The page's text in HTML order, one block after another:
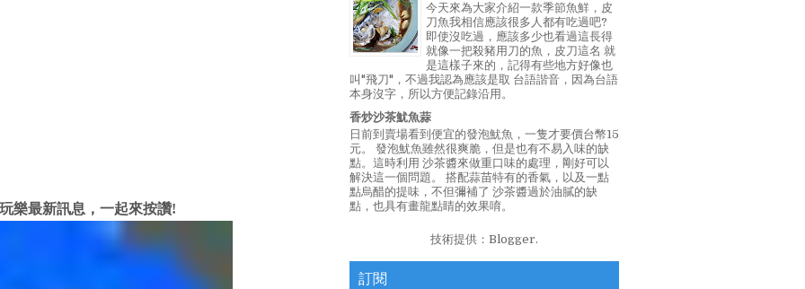
樂最新訊息，一起來按讚!
今天來為大家介紹一款季節魚鮮，皮
刀魚我相信應該很多人都有吃過吧?
即使沒吃過，應該多少也看過這長得
就像一把殺豬用刀的魚，皮刀這名 就
是這樣子來的，記得有些地方好像也
叫"飛刀"，不過我認為應該是取 台語諧音，因為台語
本身沒字，所以方便記錄沿用。
香炒沙茶魷魚蒜
日前到賣場看到便宜的發泡魷魚，一隻才要價台幣15
元。 發泡魷魚雖然很爽脆，但是也有不易入味的缺
點。這時利用 沙茶醬來做重口味的處理，剛好可以
解決這一個問題。 搭配蒜苗特有的香氣，以及一點
點烏醋的提味，不但彌補了 沙茶醬過於油膩的缺
點，也具有畫龍點睛的效果唷。
技術提供： Blogger.
訂閱